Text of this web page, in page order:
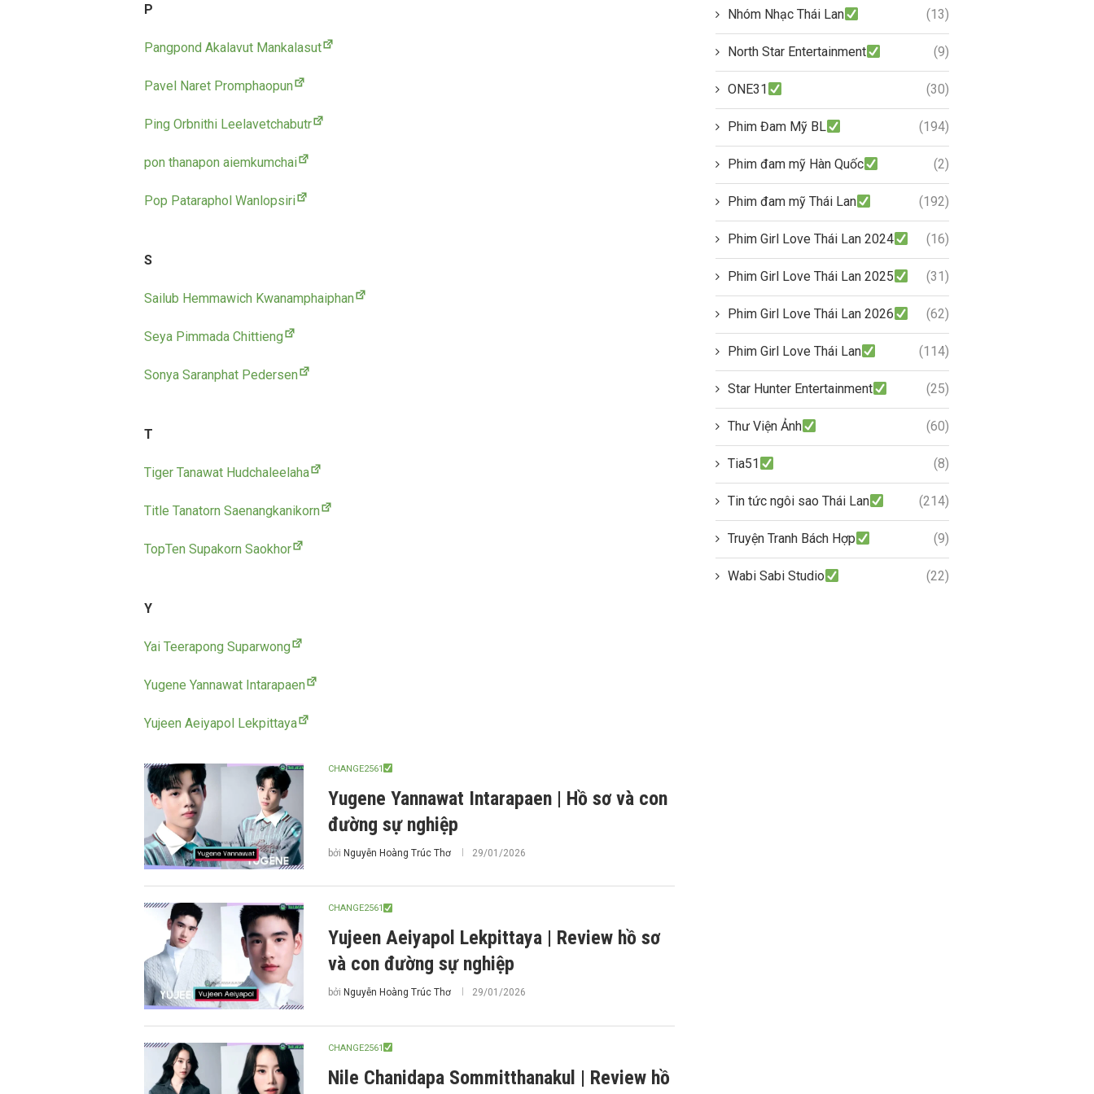
P
Pangpond Akalavut Mankalasut
Pavel Naret Promphaopun
Ping Orbnithi Leelavetchabutr
pon thanapon aiemkumchai
Pop Pataraphol Wanlopsiri
S
Sailub Hemmawich Kwanamphaiphan
Seya Pimmada Chittieng
Sonya Saranphat Pedersen
T
Tiger Tanawat Hudchaleelaha
Title Tanatorn Saenangkanikorn
TopTen Supakorn Saokhor
Y
Yai Teerapong Suparwong
Yugene Yannawat Intarapaen
Yujeen Aeiyapol Lekpittaya
CHANGE2561
Yugene Yannawat Intarapaen | Hồ sơ và con
đường sự nghiệp
bởi Nguyễn Hoàng Trúc Thơ 29/01/2026
CHANGE2561
Yujeen Aeiyapol Lekpittaya | Review hồ sơ
và con đường sự nghiệp
bởi Nguyễn Hoàng Trúc Thơ 29/01/2026
CHANGE2561
Nile Chanidapa Sommitthanakul | Review hồ
Nhóm Nhạc Thái Lan (13)
North Star Entertainment (9)
ONE31 (30)
Phim Đam Mỹ BL (194)
Phim đam mỹ Hàn Quốc (2)
Phim đam mỹ Thái Lan (192)
Phim Girl Love Thái Lan 2024 (16)
Phim Girl Love Thái Lan 2025 (31)
Phim Girl Love Thái Lan 2026 (62)
Phim Girl Love Thái Lan (114)
Star Hunter Entertainment (25)
Thư Viện Ảnh (60)
Tia51 (8)
Tin tức ngôi sao Thái Lan (214)
Truyện Tranh Bách Hợp (9)
Wabi Sabi Studio (22)